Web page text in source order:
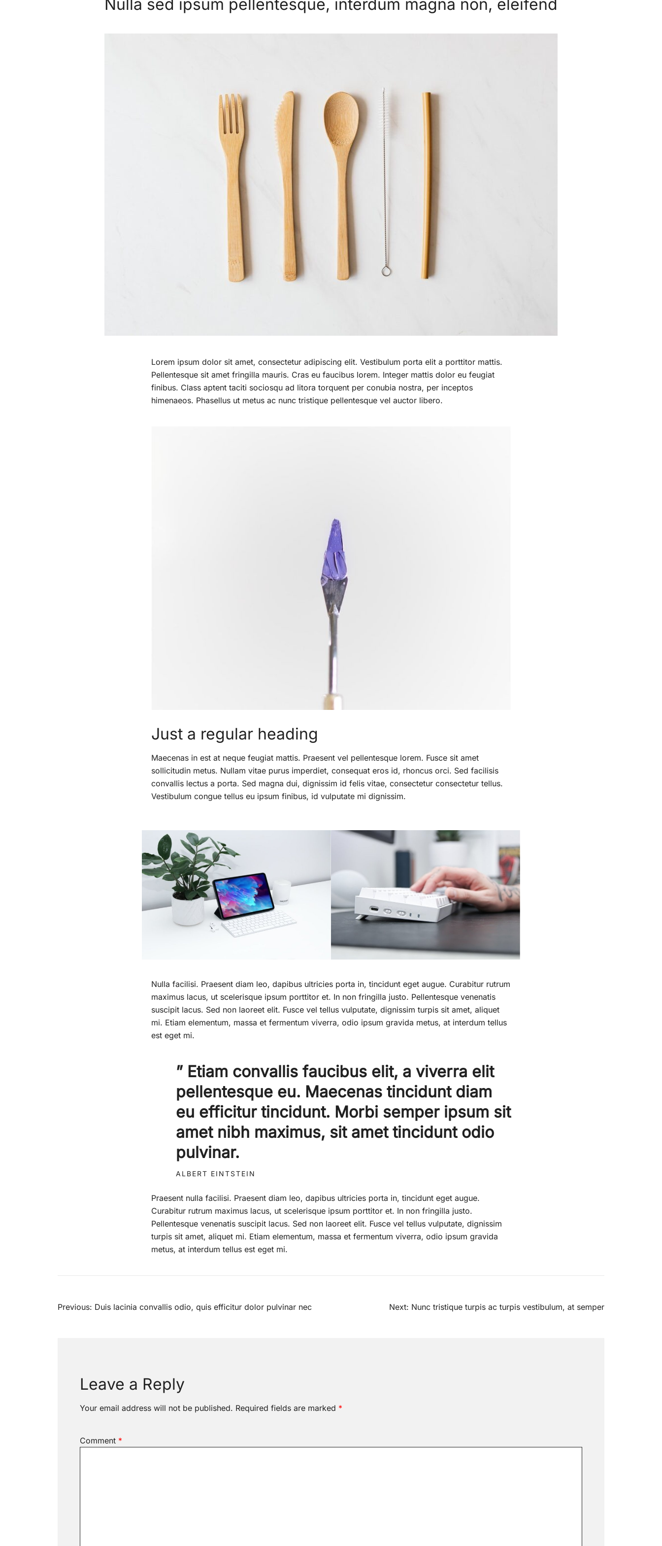
Nulla sed ipsum pellentesque, interdum magna non, eleifend
Lorem ipsum dolor sit amet, consectetur adipiscing elit. Vestibulum porta elit a porttitor mattis.
Pellentesque sit amet fringilla mauris. Cras eu faucibus lorem. Integer mattis dolor eu feugiat
finibus. Class aptent taciti sociosqu ad litora torquent per conubia nostra, per inceptos
himenaeos. Phasellus ut metus ac nunc tristique pellentesque vel auctor libero.
Just a regular heading
Maecenas in est at neque feugiat mattis. Praesent vel pellentesque lorem. Fusce sit amet
sollicitudin metus. Nullam vitae purus imperdiet, consequat eros id, rhoncus orci. Sed facilisis
convallis lectus a porta. Sed magna dui, dignissim id felis vitae, consectetur consectetur tellus.
Vestibulum congue tellus eu ipsum finibus, id vulputate mi dignissim.
Nulla facilisi. Praesent diam leo, dapibus ultricies porta in, tincidunt eget augue. Curabitur rutrum
maximus lacus, ut scelerisque ipsum porttitor et. In non fringilla justo. Pellentesque venenatis
suscipit lacus. Sed non laoreet elit. Fusce vel tellus vulputate, dignissim turpis sit amet, aliquet
mi. Etiam elementum, massa et fermentum viverra, odio ipsum gravida metus, at interdum tellus
est eget mi.
” Etiam convallis faucibus elit, a viverra elit
pellentesque eu. Maecenas tincidunt diam
eu efficitur tincidunt. Morbi semper ipsum sit
amet nibh maximus, sit amet tincidunt odio
pulvinar.
ALBERT EINTSTEIN
Praesent nulla facilisi. Praesent diam leo, dapibus ultricies porta in, tincidunt eget augue.
Curabitur rutrum maximus lacus, ut scelerisque ipsum porttitor et. In non fringilla justo.
Pellentesque venenatis suscipit lacus. Sed non laoreet elit. Fusce vel tellus vulputate, dignissim
turpis sit amet, aliquet mi. Etiam elementum, massa et fermentum viverra, odio ipsum gravida
metus, at interdum tellus est eget mi.
Post
Previous: Duis lacinia convallis odio, quis efficitur dolor pulvinar nec Next: Nunc tristique turpis ac turpis vestibulum, at semper
Leave a Reply
Your email address will not be published. Required fields are marked *
Comment *